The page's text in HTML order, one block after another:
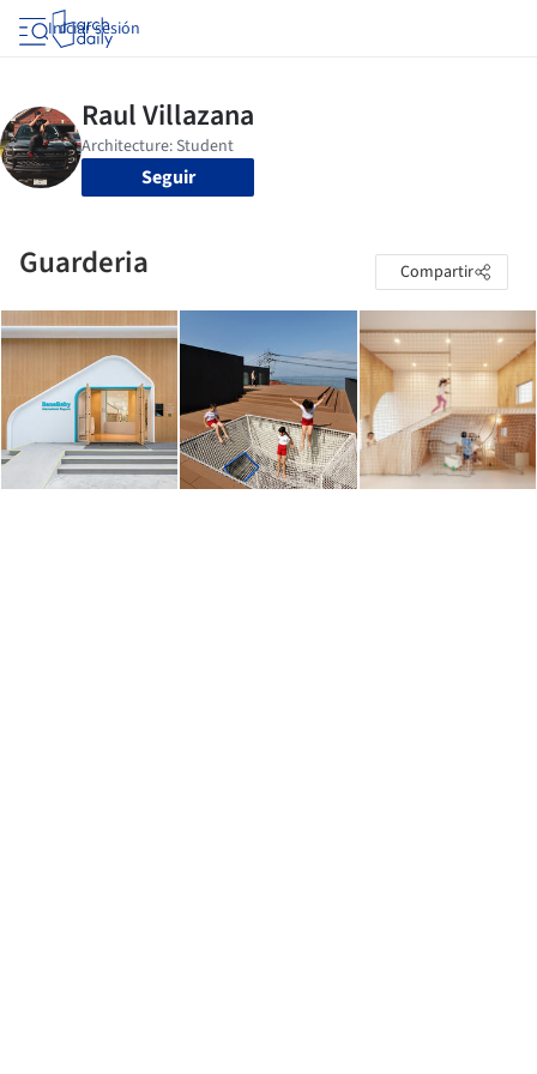
Iniciar sesión
Seguir
Guarderia Compartir